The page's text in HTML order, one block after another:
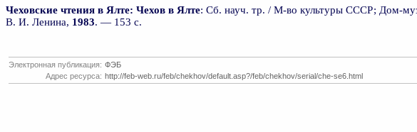
Чеховские чтения в Ялте: Чехов в Ялте: Сб. науч. тр. / М-во культуры СССР; Дом-
В. И. Ленина, 1983. — 153 с.
Электронная публикация: ФЭБ
Адрес ресурса: http://feb-web.ru/feb/chekhov/default.asp?/feb/chekhov/serial/che-se6.html